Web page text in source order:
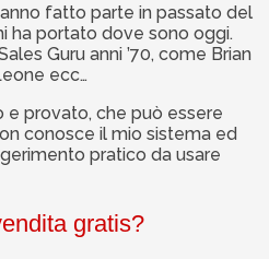
fatto parte in passato del
ha portato dove sono oggi.
Guru anni ’70, come Brian
ecc…
e provato, che può essere
conosce il mio sistema ed
pratico da usare
gratis?